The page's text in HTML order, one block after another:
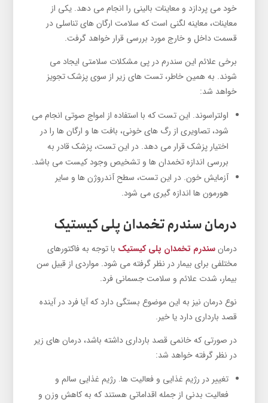
خود می پردازد و معاینات بالینی را انجام می دهد. یکی از
معاینات، معاینه لگنی است که سلامت ارگان های تناسلی در
قسمت داخل و خارج مورد بررسی قرار خواهد گرفت.
برخی علائم این سندرم در پی مشکلات سلامتی ایجاد می
شوند. به همین خاطر، تست های زیر از سوی پزشک تجویز
خواهد شد:
اولتراسوند. این تست که با استفاده از امواج صوتی انجام می
شود، تصاویری از رگ های خونی، بافت ها و ارگان ها را در
اختیار پزشک قرار می دهد. در این تست، پزشک قادر به
بررسی اندازه تخمدان ها و تشخیص وجود کیست می باشد.
آزمایش خون. در این تست، سطح آندروژن ها و سایر
هورمون ها اندازه گیری می شود.
درمان سندرم تخمدان پلی کیستیک
درمانسندرم تخمدان پلی کیستیک با توجه به فاکتورهای
مختلفی برای بیمار در نظر گرفته می شود. مواردی از قبیل سن
بیمار، شدت علائم و سلامت جسمانی فرد.
نوع درمان نیز به این موضوع بستگی دارد که آیا فرد در آینده
قصد بارداری دارد یا خیر.
در صورتی که خانمی قصد بارداری داشته باشد، درمان های زیر
در نظر گرفته خواهد شد:
تغییر در رژیم غذایی و فعالیت ها. رژیم غذایی سالم و
فعالیت بدنی از جمله اقداماتی هستند که به کاهش وزن و